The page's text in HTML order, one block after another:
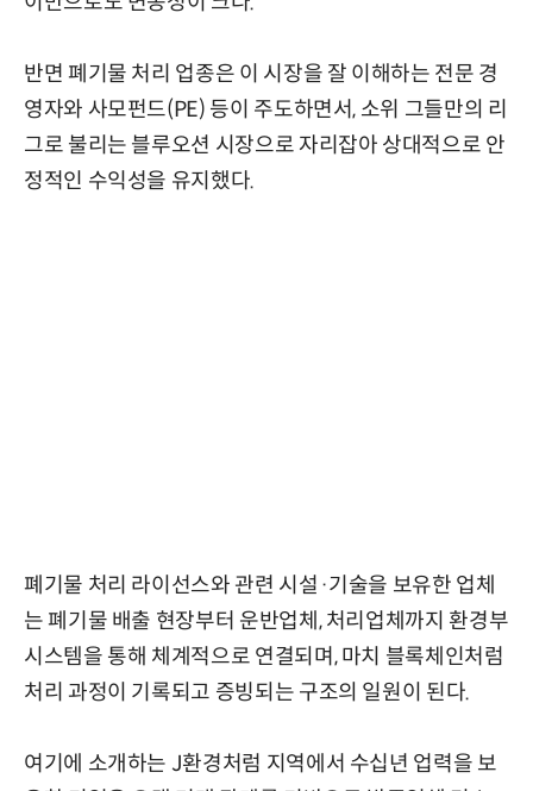
반면 폐기물 처리 업종은 이 시장을 잘 이해하는 전문 경
영자와 사모펀드(PE) 등이 주도하면서, 소위 그들만의 리
그로 불리는 블루오션 시장으로 자리잡아 상대적으로 안
정적인 수익성을 유지했다.
폐기물 처리 라이선스와 관련 시설·기술을 보유한 업체
는 폐기물 배출 현장부터 운반업체, 처리업체까지 환경부
시스템을 통해 체계적으로 연결되며, 마치 블록체인처럼
처리 과정이 기록되고 증빙되는 구조의 일원이 된다.
여기에 소개하는 J환경처럼 지역에서 수십년 업력을 보